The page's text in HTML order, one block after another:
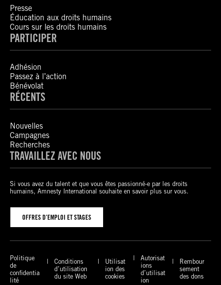
Presse
Éducation aux droits humains
Cours sur les droits humains
PARTICIPER
Adhésion
Passez à l’action
Bénévolat
RÉCENTS
Nouvelles
Campagnes
Recherches
TRAVAILLEZ AVEC NOUS
Si vous avez du talent et que vous êtes passionné-e par les droits
humains, Amnesty International souhaite en savoir plus sur vous.
OFFRES D’EMPLOI ET STAGES
Politique
de
confidentia
lité
Conditions
d’utilisation
du site Web
Utilisat
ion des
cookies
Autorisat
ions
d’utilisat
ion
Rembour
sement
des dons